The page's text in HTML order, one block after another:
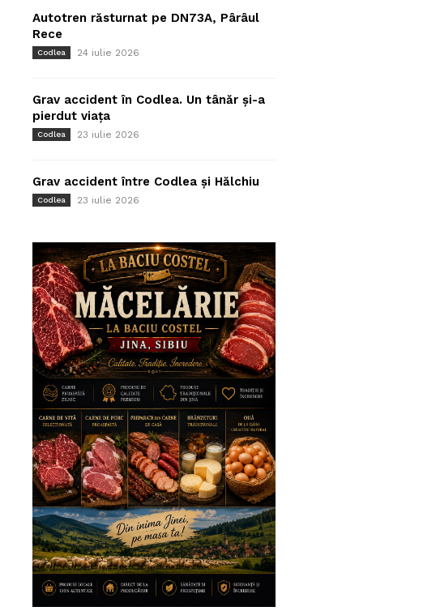
Autotren răsturnat pe DN73A, Pârâul
Rece
Codlea 24 iulie 2026
Grav accident în Codlea. Un tânăr și-a
pierdut viața
Codlea 23 iulie 2026
Grav accident între Codlea și Hălchiu
Codlea 23 iulie 2026